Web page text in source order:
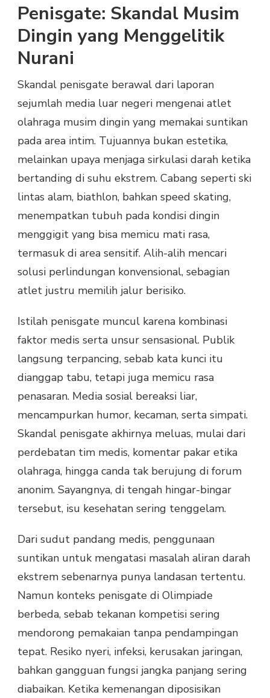
Penisgate: Skandal Musim
Dingin yang Menggelitik
Nurani
Skandal penisgate berawal dari laporan
sejumlah media luar negeri mengenai atlet
olahraga musim dingin yang memakai suntikan
pada area intim. Tujuannya bukan estetika,
melainkan upaya menjaga sirkulasi darah ketika
bertanding di suhu ekstrem. Cabang seperti ski
lintas alam, biathlon, bahkan speed skating,
menempatkan tubuh pada kondisi dingin
menggigit yang bisa memicu mati rasa,
termasuk di area sensitif. Alih-alih mencari
solusi perlindungan konvensional, sebagian
atlet justru memilih jalur berisiko.
Istilah penisgate muncul karena kombinasi
faktor medis serta unsur sensasional. Publik
langsung terpancing, sebab kata kunci itu
dianggap tabu, tetapi juga memicu rasa
penasaran. Media sosial bereaksi liar,
mencampurkan humor, kecaman, serta simpati.
Skandal penisgate akhirnya meluas, mulai dari
perdebatan tim medis, komentar pakar etika
olahraga, hingga canda tak berujung di forum
anonim. Sayangnya, di tengah hingar-bingar
tersebut, isu kesehatan sering tenggelam.
Dari sudut pandang medis, penggunaan
suntikan untuk mengatasi masalah aliran darah
ekstrem sebenarnya punya landasan tertentu.
Namun konteks penisgate di Olimpiade
berbeda, sebab tekanan kompetisi sering
mendorong pemakaian tanpa pendampingan
tepat. Resiko nyeri, infeksi, kerusakan jaringan,
bahkan gangguan fungsi jangka panjang sering
diabaikan. Ketika kemenangan diposisikan